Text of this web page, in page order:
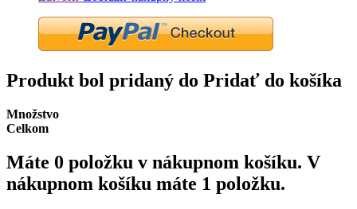
Produkt bol pridaný do Pridať do košíka
Množstvo
Celkom
Máte 0 položku v nákupnom košíku. V
nákupnom košíku máte 1 položku.